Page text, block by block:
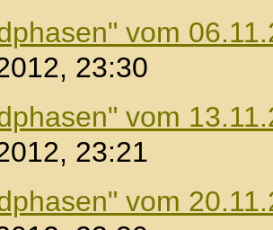
vom
23:30
vom
23:21
vom